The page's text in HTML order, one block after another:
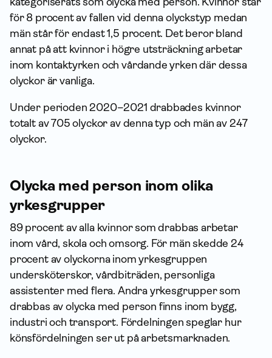
för 8 procent av fallen vid denna olyckstyp medan
män står för endast 1,5 procent. Det beror bland
annat på att kvinnor i högre utsträckning arbetar
inom kontaktyrken och vårdande yrken där dessa
olyckor är vanliga.
Under perioden 2020–2021 drabbades kvinnor
totalt av 705 olyckor av denna typ och män av 247
olyckor.
Olycka med person inom olika
yrkesgrupper
89 procent av alla kvinnor som drabbas arbetar
inom vård, skola och omsorg. För män skedde 24
procent av olyckorna inom yrkesgruppen
undersköterskor, vårdbiträden, personliga
assistenter med flera. Andra yrkesgrupper som
drabbas av olycka med person finns inom bygg,
industri och transport. Fördelningen speglar hur
könsfördelningen ser ut på arbets­marknaden.